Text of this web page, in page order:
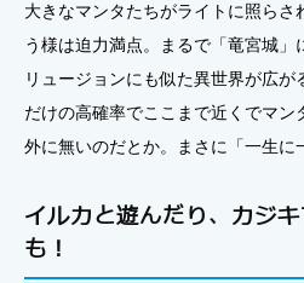
大きなマンタたちがライトに照ら
う様は迫力満点。まるで「竜宮城」
リュージョンにも似た異世界が広
だけの高確率でここまで近くでマン
外に無いのだとか。まさに「一生に
イルカと遊んだり、カジ
も！